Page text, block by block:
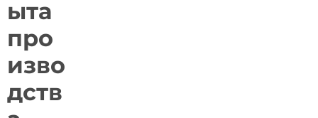
ыта
про
изво
дств